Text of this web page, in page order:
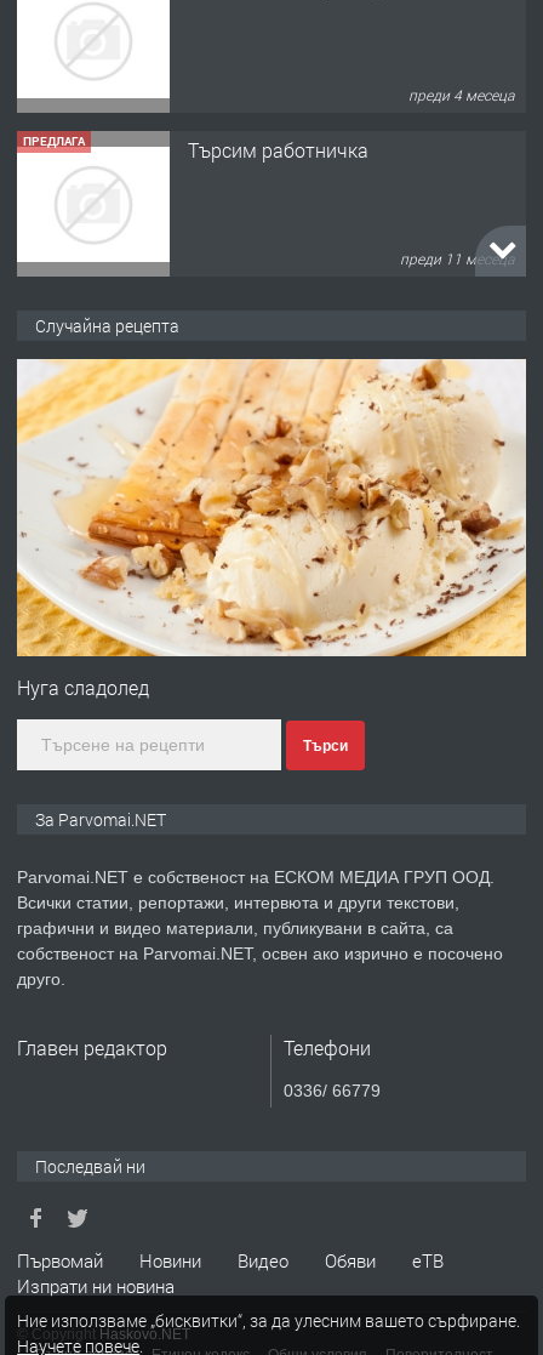
преди 4 месеца
ПРЕДЛАГА Търсим работничка
преди 11 месеца
преди 1 година
ПРЕДЛАГА Работа за общи работници
преди 1 година
ПРЕДЛАГА
Първи поход "По стъпките на Ангел
преди 1 година
ПРЕДЛАГА Уроци по Математика
ТЪРСИ Търсим работник
Случайна рецепта
Нуга сладолед
Търси
За Parvomai.NET
Parvomai.NET е собственост на ЕСКОМ МЕДИА ГРУП ООД.
Всички статии, репортажи, интервюта и други текстови,
графични и видео материали, публикувани в сайта, са
собственост на Parvomai.NET, освен ако изрично е посочено
друго.
Главен редактор Телефони
0336/ 66779
Последвай ни
Първомай Новини Видео Обяви
еТВ
Изпрати ни новина
© Copyright Haskovo.NET
Ние използваме „бисквитки“, за да улесним вашето сърфиране.
Научете повече.